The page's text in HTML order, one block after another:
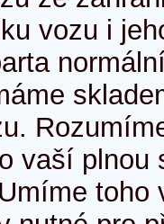
vozu i
vaší plnou
toho